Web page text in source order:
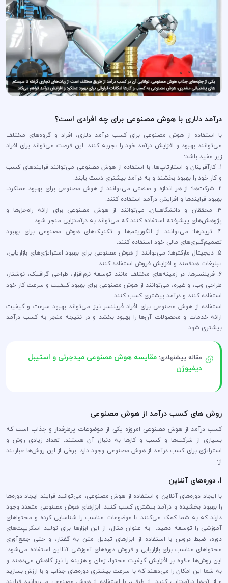
درآمد دلاری با هوش مصنوعی برای چه افرادی است؟
با استفاده از هوش مصنوعی برای کسب درآمد دلاری، افراد و گروه‌های مختلف
می‌توانند بهبود و افزایش درآمد خود را تجربه کنند. این فرصت می‌تواند برای افراد
زیر مفید باشد:
1. کارآفرینان و استارتاپ‌ها: با استفاده از هوش مصنوعی می‌توانند فرایندهای کسب
و کار خود را بهبود بخشند و به درآمد بیشتری دست یابند.
2. شرکت‌ها: از هر اندازه و صنعتی می‌توانند از هوش مصنوعی برای بهبود عملکرد،
بهبود فرایندها و افزایش درآمد استفاده کنند.
3. محققان و دانشگاهیان: می‌توانند از هوش مصنوعی برای ارائه راه‌حل‌ها و
پژوهش‌های پیشرفته استفاده کنند که می‌تواند به درآمدزایی منجر شود.
4. تریدرها: می‌توانند از الگوریتم‌ها و تکنیک‌های هوش مصنوعی برای بهبود
تصمیم‌گیری‌های مالی خود استفاده کنند.
5. دیجیتال مارکترها: می‌توانند از هوش مصنوعی برای بهبود استراتژی‌های بازاریابی،
تبلیغات هدفمند و افزایش فروش استفاده کنند.
6. فریلنسرها: در زمینه‌های مختلف مانند توسعه نرم‌افزار، طراحی گرافیک، نوشتار،
طراحی وب، و غیره، می‌توانند از هوش مصنوعی برای بهبود کیفیت و سرعت کار خود
استفاده کنند و درآمد بیشتری کسب کنند.
استفاده از هوش مصنوعی برای افراد فریلنسر نیز می‌تواند بهبود سرعت و کیفیت
ارائه خدمات و محصولات آن‌ها را بهبود بخشد و در نتیجه منجر به کسب درآمد
بیشتری شود.
مقاله پیشنهادی:مقایسه هوش مصنوعی میدجرنی و استیبل
دیفیوژن
روش های کسب درآمد از هوش مصنوعی
کسب درآمد از هوش مصنوعی امروزه یکی از موضوعات پرطرفدار و جذاب است که
بسیاری از شرکت‌ها و کسب و کارها به دنبال آن هستند. تعداد زیادی روش و
استراتژی برای کسب درآمد از هوش مصنوعی وجود دارد. برخی از این روش‌ها عبارتند
از:
1. دوره‌های آنلاین
با ایجاد دوره‌های آنلاین و استفاده از هوش مصنوعی، می‌توانید فرایند ایجاد دوره‌ها
را بهبود بخشیده و درآمد بیشتری کسب کنید. ابزارهای هوش مصنوعی متعدد وجود
دارند که به شما کمک می‌کنند تا موضوعات مناسب را شناسایی کرده و محتواهای
آموزشی را توسعه دهید. به عنوان مثال، از این ابزارها برای تولید اسکریپت‌های
دوره، ضبط دروس با استفاده از ابزارهای تبدیل متن به گفتار، و حتی جمع‌آوری
محتواهای مناسب برای بازاریابی و فروش دوره‌های آموزشی آنلاین استفاده می‌شود.
این روش‌ها علاوه بر افزایش کیفیت محتوا، زمان و هزینه را نیز کاهش می‌دهند و
به شما این امکان را می‌دهند که با سرعت بیشتری دوره‌های جذاب و با ارزش بسازید